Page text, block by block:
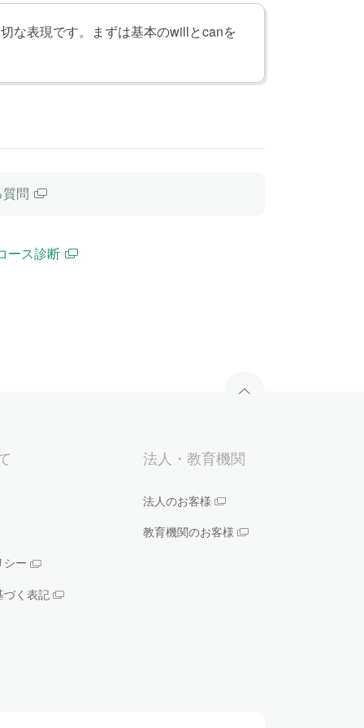
な表現です。まずは基本のwillとcanを
問
ース診断
シー
づく表記
法人・教育機関
法人のお客様
教育機関のお客様